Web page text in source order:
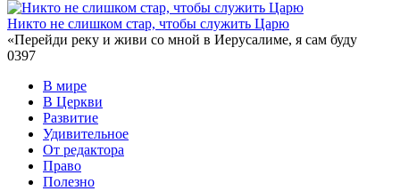
Никто не слишком стар, чтобы служить Царю
«Перейди реку и живи со мной в Иерусалиме, я сам буду
0397
В мире
В Церкви
Развитие
Удивительное
От редактора
Право
Полезно